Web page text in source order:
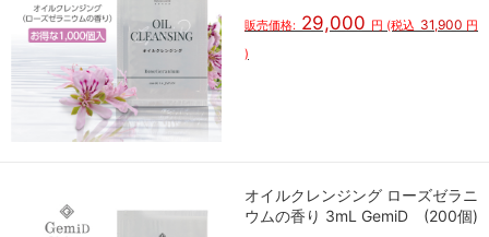
販売価格: 29,000 円 (税込 31,900 円
)
オイルクレンジング ローズゼラニ
ウムの香り 3mL GemiD (200個)